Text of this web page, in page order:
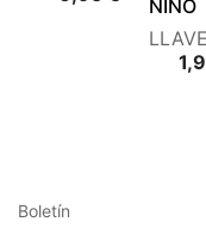
NIÑO
Boletín